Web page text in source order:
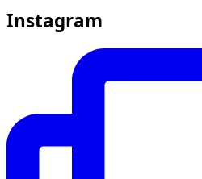
Instagram